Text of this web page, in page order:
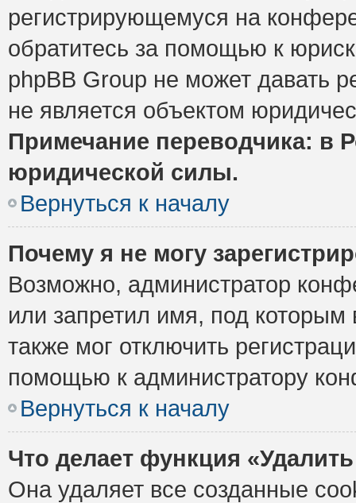
регистрирующемуся на
обратитесь за помощью к
phpBB Group не может давать
не является объектом
Примечание переводчика: в
юридической силы.
Вернуться к началу
Почему я не могу
Возможно, администратор
или запретил имя, под которым
также мог отключить
помощью к администратору
Вернуться к началу
Что делает функция
Она удаляет все созданные